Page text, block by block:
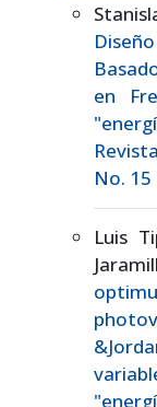
en
No. 15
Luis